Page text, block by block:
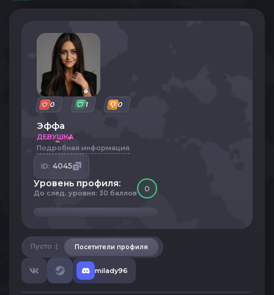
0 1 0
Эффа
ДЕВУШКА
Подробная информация
ID: 4045
Уровень профиля:
До след. уровня: 30 баллов 0
Посетители профиля
Пусто :(
milady96